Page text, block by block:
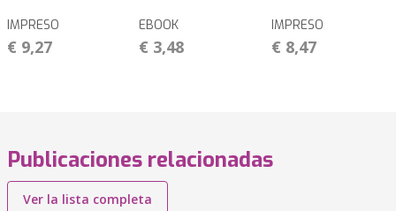
IMPRESO
€ 9,27
EBOOK
€ 3,48
IMPRESO
€ 8,47
Publicaciones relacionadas
Ver la lista completa